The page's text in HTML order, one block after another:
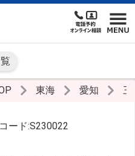
東海 愛知 三
ード:S230022